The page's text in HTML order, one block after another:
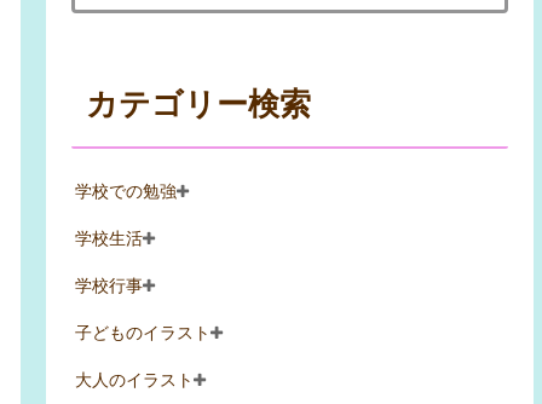
カテゴリー検索
学校での勉強
学校生活
学校行事
子どものイラスト
大人のイラスト